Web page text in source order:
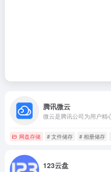
腾讯微云
网盘存储 # 文件储存 # 相册储存
123云盘